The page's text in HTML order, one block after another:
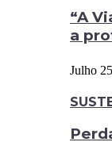
“A
a
Julho